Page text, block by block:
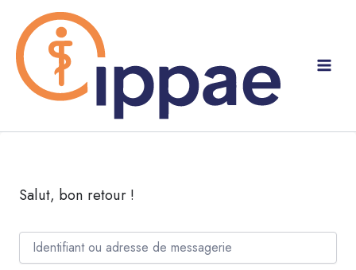
contenu
Salut, bon retour !